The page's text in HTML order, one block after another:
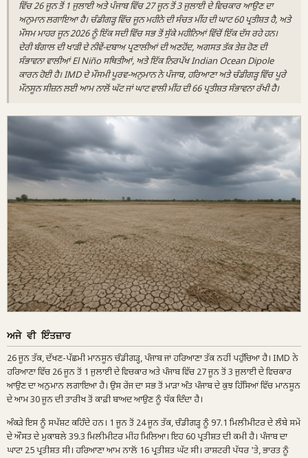
ਵਿੱਚ 26 ਜੂਨ ਤੋਂ 1 ਜੁਲਾਈ ਅਤੇ ਪੰਜਾਬ ਵਿੱਚ 27 ਜੂਨ ਤੋਂ 3 ਜੁਲਾਈ ਦੇ ਵਿਚਕਾਰ ਆਉਣ ਦਾ
ਅਨੁਮਾਨ ਲਗਾਇਆ ਹੈ। ਚੰਡੀਗੜ੍ਹ ਵਿੱਚ ਜੂਨ ਮਹੀਨੇ ਦੀ ਸੰਚਤ ਮੀਂਹ ਦੀ ਘਾਟ 60 ਪ੍ਰਤੀਸ਼ਤ ਹੈ, ਅਤੇ
ਮੌਸਮ ਮਾਹਰ ਜੂਨ 2026 ਨੂੰ ਇੱਕ ਸਦੀ ਵਿੱਚ ਸਭ ਤੋਂ ਸੁੱਕੇ ਮਹੀਨਿਆਂ ਵਿੱਚੋਂ ਇੱਕ ਦੱਸ ਰਹੇ ਹਨ।
ਦੇਰੀ ਬੰਗਾਲ ਦੀ ਖਾੜੀ ਦੇ ਨੀਵੇਂ-ਦਬਾਅ ਪ੍ਰਣਾਲੀਆਂ ਦੀ ਅਣਹੋਂਦ, ਅਗਸਤ ਤੱਕ ਤੇਜ਼ ਹੋਣ ਦੀ
ਸੰਭਾਵਨਾ ਵਾਲੀਆਂ El Niño ਸਥਿਤੀਆਂ, ਅਤੇ ਇੱਕ ਨਿਰਪੱਖ Indian Ocean Dipole
ਕਾਰਨ ਹੋਈ ਹੈ। IMD ਦੇ ਮੌਸਮੀ ਪੂਰਵ-ਅਨੁਮਾਨ ਨੇ ਪੰਜਾਬ, ਹਰਿਆਣਾ ਅਤੇ ਚੰਡੀਗੜ੍ਹ ਵਿੱਚ ਪੂਰੇ
ਮੌਨਸੂਨ ਸੀਜ਼ਨ ਲਈ ਆਮ ਨਾਲੋਂ ਘੱਟ ਜਾਂ ਘਾਟ ਵਾਲੀ ਮੀਂਹ ਦੀ 66 ਪ੍ਰਤੀਸ਼ਤ ਸੰਭਾਵਨਾ ਰੱਖੀ ਹੈ।
ਅਜੇ ਵੀ ਇੰਤਜ਼ਾਰ
26 ਜੂਨ ਤੱਕ, ਦੱਖਣ-ਪੱਛਮੀ ਮਾਨਸੂਨ ਚੰਡੀਗੜ੍ਹ, ਪੰਜਾਬ ਜਾਂ ਹਰਿਆਣਾ ਤੱਕ ਨਹੀਂ ਪਹੁੰਚਿਆ ਹੈ। IMD ਨੇ
ਹਰਿਆਣਾ ਵਿੱਚ 26 ਜੂਨ ਤੋਂ 1 ਜੁਲਾਈ ਦੇ ਵਿਚਕਾਰ ਅਤੇ ਪੰਜਾਬ ਵਿੱਚ 27 ਜੂਨ ਤੋਂ 3 ਜੁਲਾਈ ਦੇ ਵਿਚਕਾਰ
ਆਉਣ ਦਾ ਅਨੁਮਾਨ ਲਗਾਇਆ ਹੈ। ਉਸ ਰੇਂਜ ਦਾ ਸਭ ਤੋਂ ਮਾੜਾ ਅੰਤ ਪੰਜਾਬ ਦੇ ਕੁਝ ਹਿੱਸਿਆਂ ਵਿੱਚ ਮਾਨਸੂਨ
ਦੇ ਆਮ 30 ਜੂਨ ਦੀ ਤਾਰੀਖ ਤੋਂ ਕਾਫ਼ੀ ਬਾਅਦ ਆਉਣ ਨੂੰ ਧੱਕ ਦਿੰਦਾ ਹੈ।
ਅੰਕੜੇ ਇਸ ਨੂੰ ਸਪੱਸ਼ਟ ਕਹਿੰਦੇ ਹਨ। 1 ਜੂਨ ਤੋਂ 24 ਜੂਨ ਤੱਕ, ਚੰਡੀਗੜ੍ਹ ਨੂੰ 97.1 ਮਿਲੀਮੀਟਰ ਦੇ ਲੰਬੇ ਸਮੇਂ
ਦੇ ਔਸਤ ਦੇ ਮੁਕਾਬਲੇ 39.3 ਮਿਲੀਮੀਟਰ ਮੀਂਹ ਮਿਲਿਆ। ਇਹ 60 ਪ੍ਰਤੀਸ਼ਤ ਦੀ ਕਮੀ ਹੈ। ਪੰਜਾਬ ਦਾ
ਘਾਟਾ 25 ਪ੍ਰਤੀਸ਼ਤ ਸੀ। ਹਰਿਆਣਾ ਆਮ ਨਾਲੋਂ 16 ਪ੍ਰਤੀਸ਼ਤ ਘੱਟ ਸੀ। ਰਾਸ਼ਟਰੀ ਪੱਧਰ 'ਤੇ, ਭਾਰਤ ਨੂੰ